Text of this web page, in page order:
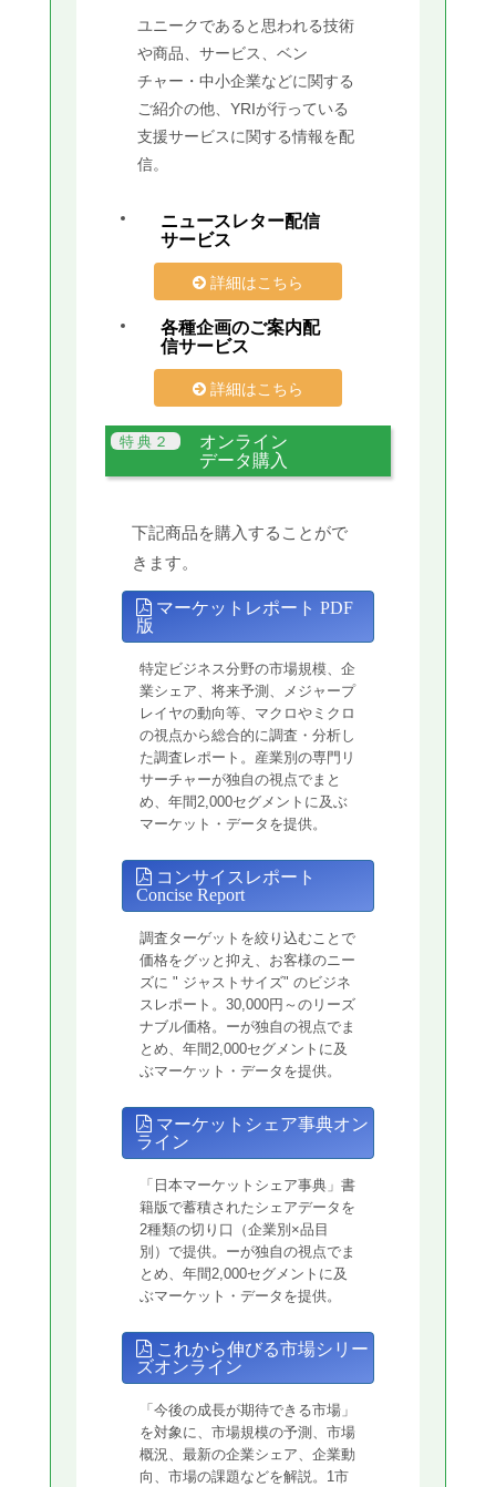
ユニークであると思われる技術
や商品、サービス、ベン
チャー・中小企業などに関する
ご紹介の他、YRIが行っている
支援サービスに関する情報を配
信。
ニュースレター配信
サービス
詳細はこちら
各種企画のご案内配
信サービス
詳細はこちら
オンライン
データ購入
下記商品を購入することがで
きます。
マーケットレポート PDF
版
特定ビジネス分野の市場規模、企
業シェア、将来予測、メジャープ
レイヤの動向等、マクロやミクロ
の視点から総合的に調査・分析し
た調査レポート。産業別の専門リ
サーチャーが独自の視点でまと
め、年間2,000セグメントに及ぶ
マーケット・データを提供。
コンサイスレポート
Concise Report
調査ターゲットを絞り込むことで
価格をグッと抑え、お客様のニー
ズに " ジャストサイズ" のビジネ
スレポート。30,000円～のリーズ
ナブル価格。ーが独自の視点でま
とめ、年間2,000セグメントに及
ぶマーケット・データを提供。
マーケットシェア事典オン
ライン
「日本マーケットシェア事典」書
籍版で蓄積されたシェアデータを
2種類の切り口（企業別×品目
別）で提供。ーが独自の視点でま
とめ、年間2,000セグメントに及
ぶマーケット・データを提供。
これから伸びる市場シリー
ズオンライン
「今後の成長が期待できる市場」
を対象に、市場規模の予測、市場
概況、最新の企業シェア、企業動
向、市場の課題などを解説。1市